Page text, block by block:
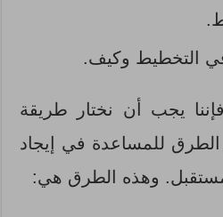
التخطيط وكيف.
يجب أن نختار طريقة
للمساعدة في إيجاد
وهذه الطرق هي: